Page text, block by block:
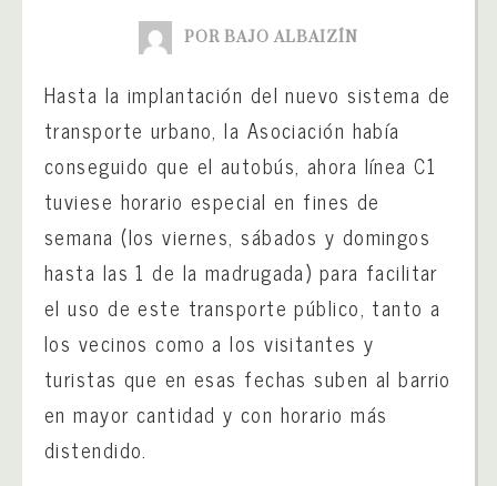
POR BAJO ALBAIZÍN
Hasta la implantación del nuevo sistema de
transporte urbano, la Asociación había
conseguido que el autobús, ahora línea C1
tuviese horario especial en fines de
semana (los viernes, sábados y domingos
hasta las 1 de la madrugada) para facilitar
el uso de este transporte público, tanto a
los vecinos como a los visitantes y
turistas que en esas fechas suben al barrio
en mayor cantidad y con horario más
distendido.